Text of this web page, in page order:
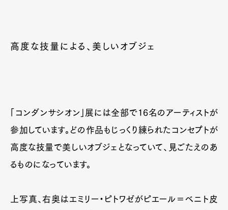
高度な技量による、美しいオブジェ
「コンダンサシオン」展には全部で16名のアーティストが
参加しています。どの作品もじっくり練られたコンセプトが
高度な技量で美しいオブジェとなっていて、見ごたえのあ
るものになっています。
上写真、右奥はエミリー・ピトワゼがピエール＝ベニト皮